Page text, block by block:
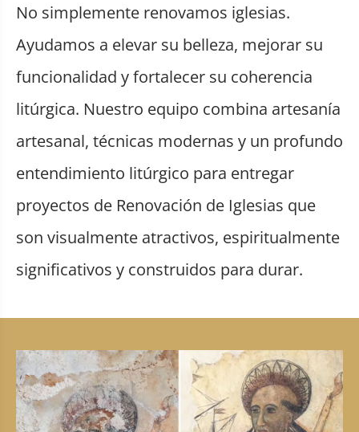
No simplemente renovamos iglesias.
Ayudamos a elevar su belleza, mejorar su
funcionalidad y fortalecer su coherencia
litúrgica. Nuestro equipo combina artesanía
artesanal, técnicas modernas y un profundo
entendimiento litúrgico para entregar
proyectos de Renovación de Iglesias que
son visualmente atractivos, espiritualmente
significativos y construidos para durar.